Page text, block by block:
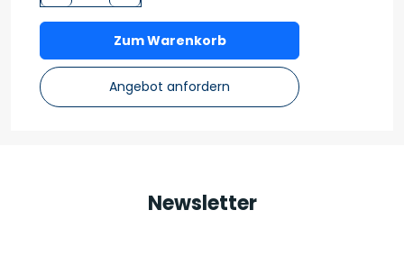
Zum Warenkorb
Angebot anfordern
Newsletter